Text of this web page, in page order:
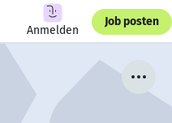
Anmelden
Job posten